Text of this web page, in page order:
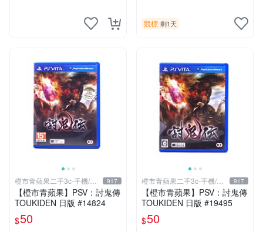
競標 剩1天
橙市青蘋果二手3c-手機/相
機
917
【橙市青蘋果】PSV：討鬼傳
TOUKIDEN 日版 #14824
$50
橙市青蘋果二手3c-手機/相
機
917
【橙市青蘋果】PSV：討鬼傳
TOUKIDEN 日版 #19495
$50